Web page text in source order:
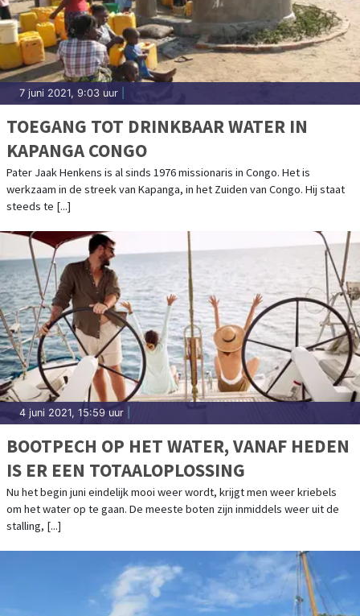
7 juni 2021, 9:03 uur
TOEGANG TOT DRINKBAAR WATER IN
KAPANGA CONGO
Pater Jaak Henkens is al sinds 1976 missionaris in Congo. Het is
werkzaam in de streek van Kapanga, in het Zuiden van Congo. Hij staat
steeds te [...]
4 juni 2021, 15:59 uur
BOOTPECH OP HET WATER, VANAF HEDEN
IS ER EEN TOTAALOPLOSSING
Nu het begin juni eindelijk mooi weer wordt, krijgt men weer kriebels
om het water op te gaan. De meeste boten zijn inmiddels weer uit de
stalling, [...]